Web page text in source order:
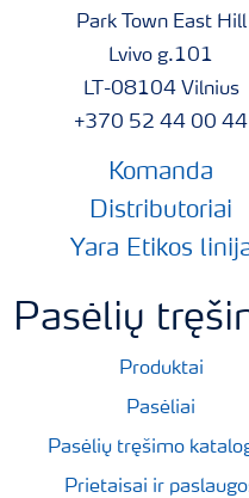
Park Town East Hill
Lvivo g.101
LT-08104 Vilnius
+370 52 44 00 44
Komanda
Distributoriai
Yara Etikos
Pasėlių
Produktai
Pasėliai
Pasėlių tręšimo
Prietaisai ir